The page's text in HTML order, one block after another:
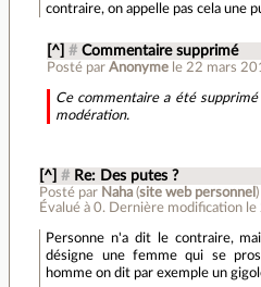
contraire, on appelle pas cela une
[^] # Commentaire supprimé
Posté par Anonyme le 22 mars
Ce commentaire a été supprimé
modération.
[^] # Re: Des putes ?
Posté par Naha (site web personnel )
Évalué à0. Dernière modification
Personne n'a dit le contraire,
désigne une femme qui se
homme on dit par exemple un